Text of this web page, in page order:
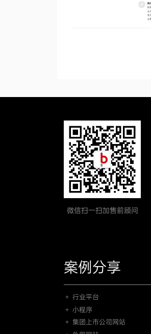
微信扫一扫加售前顾问
案例分享
＋ 行业平台
＋ 小程序
＋ 集团上市公司网站